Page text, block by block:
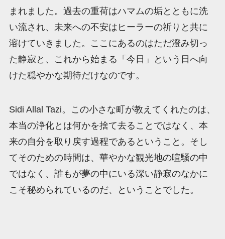
まれました。過去の重荷はハマムの垢とともに洗
い流され、未来への不安はヒーラーの祈りと共に
溶けていきました。ここにあるのはただ澄み切っ
た静寂と、これから始まる「今日」という日へ向
けた穏やかな期待だけなのです。
Sidi Allal Tazi。この小さな町が教えてくれたのは、
本当の浄化とは何かを捨て去ることではなく、本
来の自分を取り戻す過程であるということ。そし
てそのための時間は、華やかな観光地の喧騒の中
ではなく、誰もが夢の中にいる深い静寂のなかに
こそ秘められているのだ、ということでした。